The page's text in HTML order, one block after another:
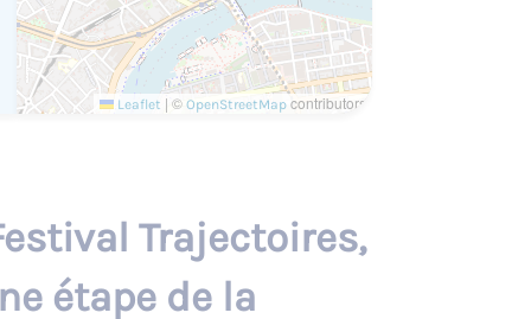
Leaflet | © OpenStreetMapcontributors
Trajectoires,
étape de la